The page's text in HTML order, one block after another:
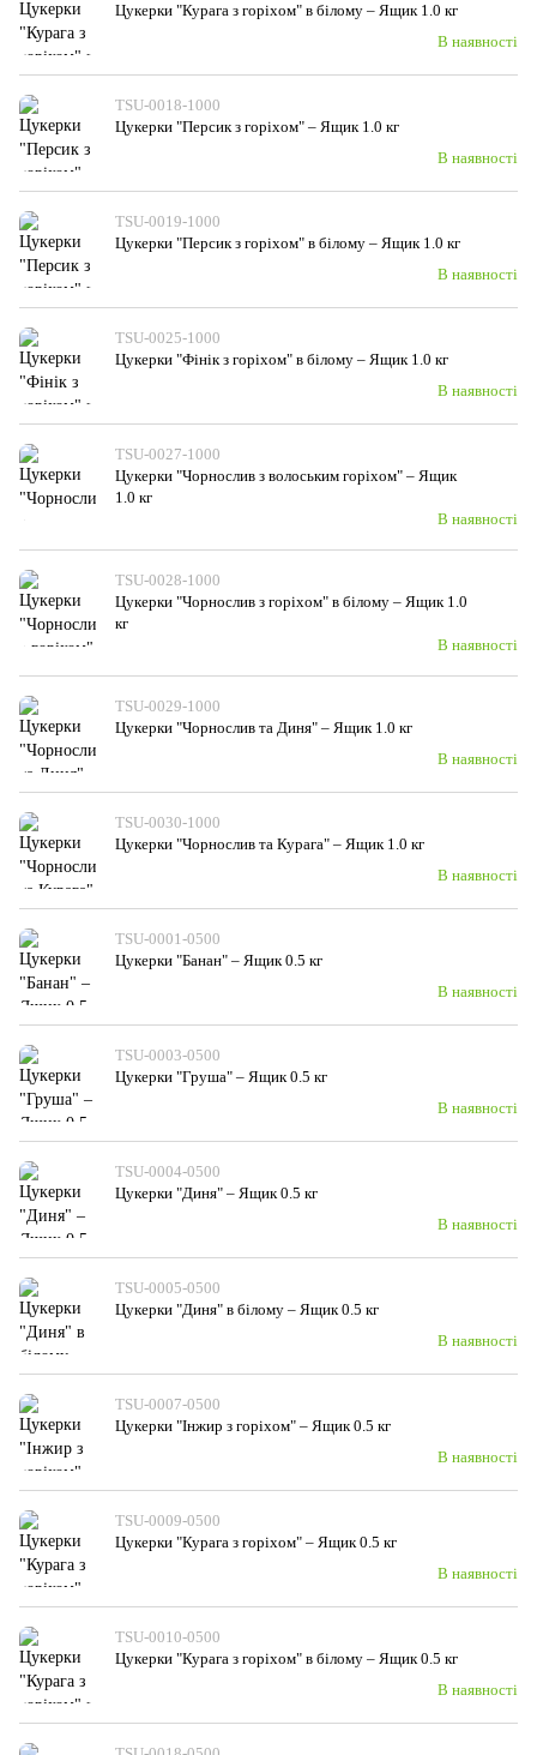
Цукерки "Курага з горiхом" в білому – Ящик 1.0 кг
В наявності
TSU-0018-1000
Цукерки "Персик з горіхом" – Ящик 1.0 кг
В наявності
TSU-0019-1000
Цукерки "Персик з горіхом" в білому – Ящик 1.0 кг
В наявності
TSU-0025-1000
Цукерки "Фінік з горiхом" в білому – Ящик 1.0 кг
В наявності
TSU-0027-1000
Цукерки "Чорнослив з волоським горiхом" – Ящик
1.0 кг
В наявності
TSU-0028-1000
Цукерки "Чорнослив з горiхом" в білому – Ящик 1.0
кг
В наявності
TSU-0029-1000
Цукерки "Чорнослив та Диня" – Ящик 1.0 кг
В наявності
TSU-0030-1000
Цукерки "Чорнослив та Курага" – Ящик 1.0 кг
В наявності
TSU-0001-0500
Цукерки "Банан" – Ящик 0.5 кг
В наявності
TSU-0003-0500
Цукерки "Груша" – Ящик 0.5 кг
В наявності
TSU-0004-0500
Цукерки "Диня" – Ящик 0.5 кг
В наявності
TSU-0005-0500
Цукерки "Диня" в білому – Ящик 0.5 кг
В наявності
TSU-0007-0500
Цукерки "Інжир з горіхом" – Ящик 0.5 кг
В наявності
TSU-0009-0500
Цукерки "Курага з горiхом" – Ящик 0.5 кг
В наявності
TSU-0010-0500
Цукерки "Курага з горiхом" в білому – Ящик 0.5 кг
В наявності